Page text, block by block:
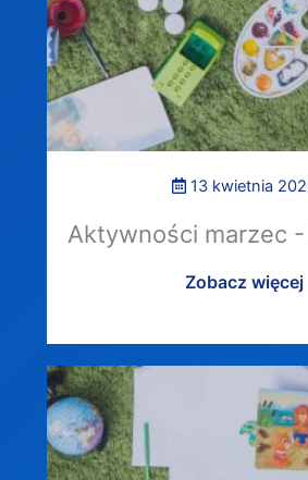
13 kwietnia
Aktywności marzec -
Zobacz więcej